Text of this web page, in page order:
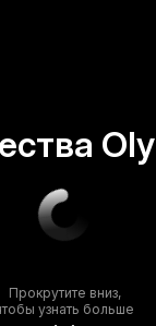
Прокрутите вниз,
узнать больше